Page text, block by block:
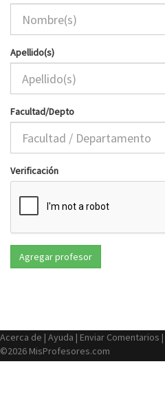
Apellido(s)
Facultad/Depto
Verificación
Acerca de | Ayuda | Enviar Comentarios |
©2026 MisProfesores.com